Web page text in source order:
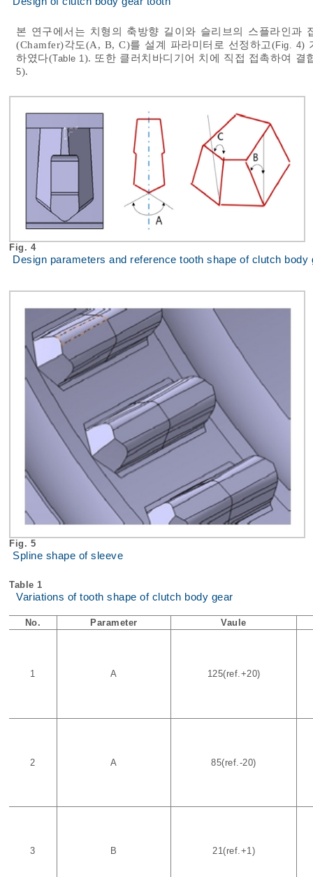
본 연구에서는 치형의 축방향 길이와 슬리브의 스플라인과
(Chamfer)각도(A, B, C)를 설계 파라미터로 선정하고(Fig. 4)
하였다(Table 1 ). 또한 클러치바디기어 치에 직접 접촉하여 결
5).
Fig. 4
Design parameters and reference tooth shape of clutch body
Fig. 5
Spline shape of sleeve
Table 1
Variations of tooth shape of clutch body gear
No. Parameter Vaule
1 A 125(ref.+20)
2 A 85(ref.-20)
3 B 21(ref.+1)